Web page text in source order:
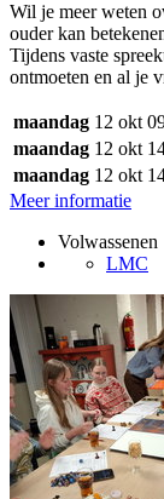
Wil je meer weten
ouder kan
Tijdens vaste
ontmoeten en al je
maandag 12 okt
maandag 12 okt
maandag 12 okt
Meer informatie
Volwassenen
LMC